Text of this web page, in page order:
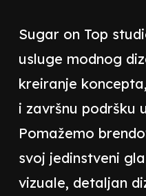
Sugar on Top
usluge modnog
kreiranje
i završnu podršku
Pomažemo
svoj jedinstveni
vizuale, detaljan